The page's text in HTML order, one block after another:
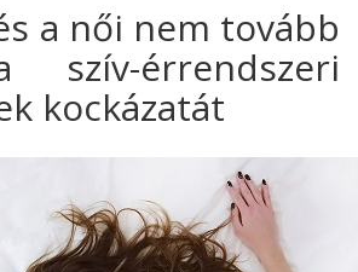
a női nem tovább
érrendszeri
kockázatát